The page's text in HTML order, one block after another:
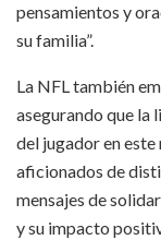
pensamientos y
su familia”.
La NFL también
asegurando que la
del jugador en este
aficionados de
mensajes de
y su impacto